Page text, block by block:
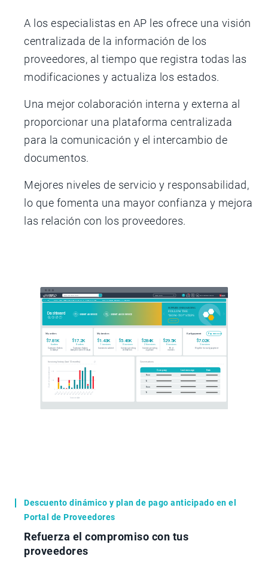
A los especialistas en AP les ofrece una visión
centralizada de la información de los
proveedores, al tiempo que registra todas las
modificaciones y actualiza los estados.
Una mejor colaboración interna y externa al
proporcionar una plataforma centralizada
para la comunicación y el intercambio de
documentos.
Mejores niveles de servicio y responsabilidad,
lo que fomenta una mayor confianza y mejora
las relación con los proveedores.
Descuento dinámico y plan de pago anticipado en el
Portal de Proveedores
Refuerza el compromiso con tus
proveedores